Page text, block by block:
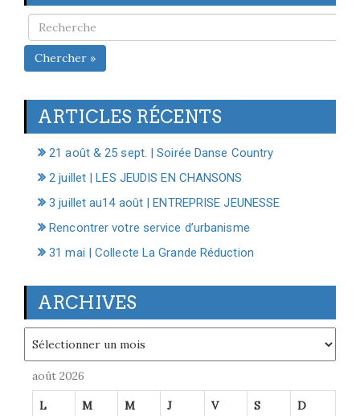
Chercher »
ARTICLES RÉCENTS
21 août & 25 sept. | Soirée Danse Country
2 juillet | LES JEUDIS EN CHANSONS
3 juillet au14 août | ENTREPRISE JEUNESSE
Rencontrer votre service d’urbanisme
31 mai | Collecte La Grande Réduction
ARCHIVES
août 2026
L M M J V S D